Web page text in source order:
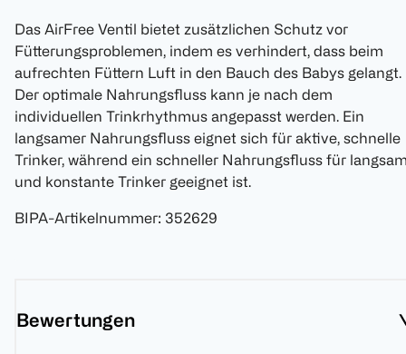
Das AirFree Ventil bietet zusätzlichen Schutz vor
Fütterungsproblemen, indem es verhindert, dass beim
aufrechten Füttern Luft in den Bauch des Babys gelangt.
Der optimale Nahrungsfluss kann je nach dem
individuellen Trinkrhythmus angepasst werden. Ein
langsamer Nahrungsfluss eignet sich für aktive, schnelle
Trinker, während ein schneller Nahrungsfluss für
und konstante Trinker geeignet ist.
BIPA-Artikelnummer: 352629
Bewertungen